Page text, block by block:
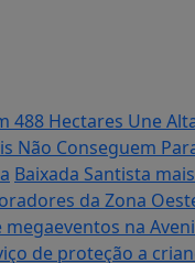
Hectares Une
Não Conseguem
Baixada Santista
da Zona
na
de proteção a